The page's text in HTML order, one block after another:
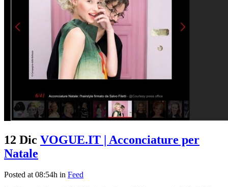
12 Dic VOGUE.IT | Acconciature per
Natale
Posted at 08:54h in Feed